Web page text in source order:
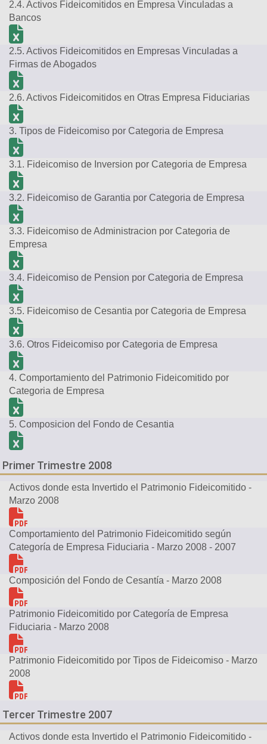
2.4. Activos Fideicomitidos en Empresa Vinculadas a
Bancos
2.5. Activos Fideicomitidos en Empresas Vinculadas a
Firmas de Abogados
2.6. Activos Fideicomitidos en Otras Empresa Fiduciarias
3. Tipos de Fideicomiso por Categoria de Empresa
3.1. Fideicomiso de Inversion por Categoria de Empresa
3.2. Fideicomiso de Garantia por Categoria de Empresa
3.3. Fideicomiso de Administracion por Categoria de
Empresa
3.4. Fideicomiso de Pension por Categoria de Empresa
3.5. Fideicomiso de Cesantia por Categoria de Empresa
3.6. Otros Fideicomiso por Categoria de Empresa
4. Comportamiento del Patrimonio Fideicomitido por
Categoria de Empresa
5. Composicion del Fondo de Cesantia
Primer Trimestre 2008
Activos donde esta Invertido el Patrimonio Fideicomitido -
Marzo 2008
Comportamiento del Patrimonio Fideicomitido según
Categoría de Empresa Fiduciaria - Marzo 2008 - 2007
Composición del Fondo de Cesantía - Marzo 2008
Patrimonio Fideicomitido por Categoría de Empresa
Fiduciaria - Marzo 2008
Patrimonio Fideicomitido por Tipos de Fideicomiso - Marzo
2008
Tercer Trimestre 2007
Activos donde esta Invertido el Patrimonio Fideicomitido -